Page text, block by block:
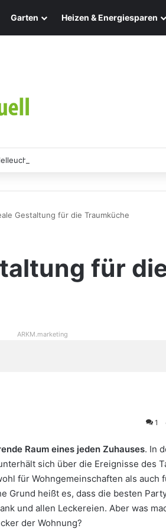
Garten Heizen & Energiesparen
Eleganz und Nachhaltigkeit für
Gestaltung für die Traumküche
für
ARKM.marketing
1
Raum eines jeden Zuhauses. In
sich über die Ereignisse des
für Wohngemeinschaften als auch
Grund heißt es, dass die besten
und allen Leckereien. Aber was
der Wohnung?